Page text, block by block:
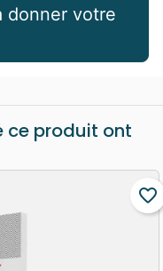
ce produit ont
favorite_border